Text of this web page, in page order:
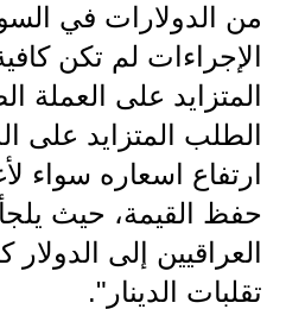
من الدولارات في
الإجراءات لم تكن
المتزايد على العملة
الطلب المتزايد على
ارتفاع اسعاره سواء
حفظ القيمة، حيث
العراقيين إلى
تقلبات الدينار".